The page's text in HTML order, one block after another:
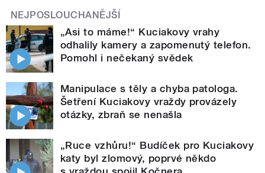
NEJPOSLOUCHANĚJŠÍ
„Asi to máme!“ Kuciakovy vrahy
odhalily kamery a zapomenutý telefon.
Pomohl i nečekaný svědek
Manipulace s těly a chyba patologa.
Šetření Kuciakovy vraždy provázely
otázky, zbraň se nenašla
„Ruce vzhůru!“ Budíček pro Kuciakovy
katy byl zlomový, poprvé někdo